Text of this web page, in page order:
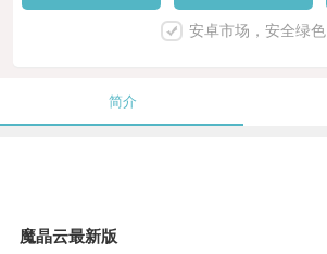
安卓市场，安全绿色
简介
魔晶云最新版